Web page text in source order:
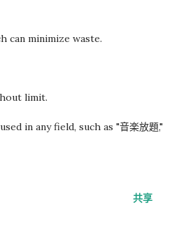
can minimize waste.
limit.
in any field, such as "音楽放題,"
共享